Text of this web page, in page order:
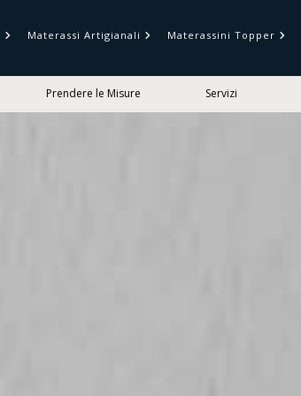
Materassi Artigianali Materassini Topper
Prendere le Misure Servizi